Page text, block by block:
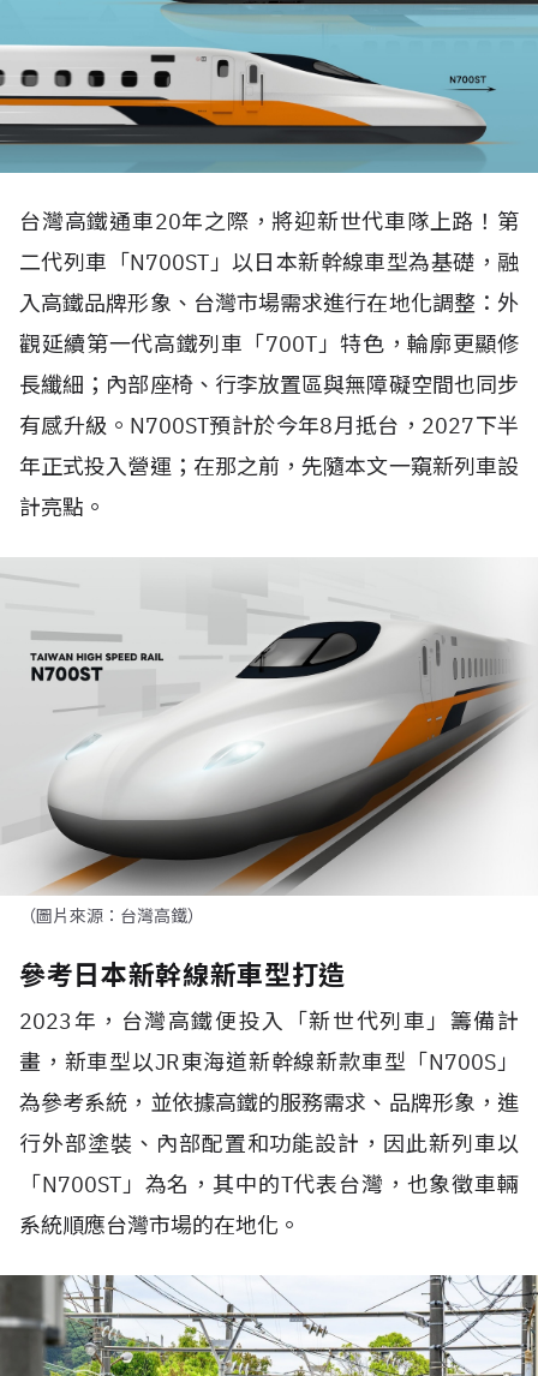
台灣高鐵通車20年之際，將迎新世代車隊上路！第
二代列車「N700ST」以日本新幹線車型為基礎，融
入高鐵品牌形象、台灣市場需求進行在地化調整：外
觀延續第一代高鐵列車「700T」特色，輪廓更顯修
長纖細；內部座椅、行李放置區與無障礙空間也同步
有感升級。N700ST預計於今年8月抵台，2027下半
年正式投入營運；在那之前，先隨本文一窺新列車設
計亮點。
（圖片來源：台灣高鐵）
參考日本新幹線新車型打造
2023年，台灣高鐵便投入「新世代列車」籌備計
畫，新車型以JR東海道新幹線新款車型「N700S」
為參考系統，並依據高鐵的服務需求、品牌形象，進
行外部塗裝、內部配置和功能設計，因此新列車以
「N700ST」為名，其中的T代表台灣，也象徵車輛
系統順應台灣市場的在地化。